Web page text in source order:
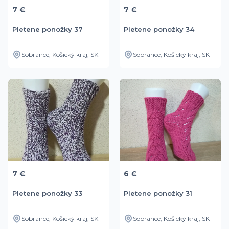
7 €
Pletene ponožky 37
Sobrance, Košický kraj, SK
7 €
Pletene ponožky 34
Sobrance, Košický kraj, SK
7 €
Pletene ponožky 33
Sobrance, Košický kraj, SK
6 €
Pletene ponožky 31
Sobrance, Košický kraj, SK